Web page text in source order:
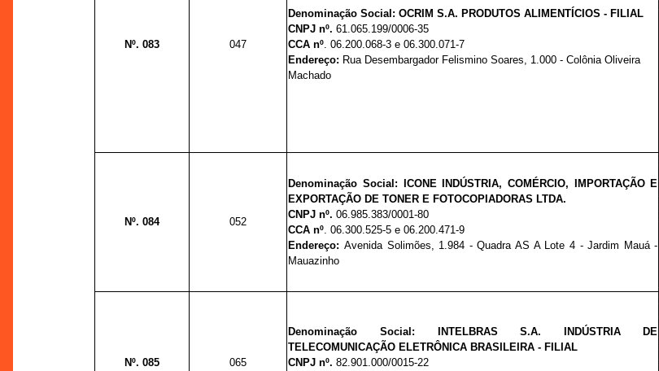
Nº. 083 047
Denominação Social: OCRIM S.A. PRODUTOS ALIMENTÍCIOS - FILIAL
CNPJ nº.61.065.199/0006-35
CCA nº. 06.200.068-3 e 06.300.071-7
Endereço: Rua Desembargador Felismino Soares, 1.000 - Colônia Oliveira
Machado
Nº. 084 052
Denominação Social: ICONE INDÚSTRIA, COMÉRCIO, IMPORTAÇÃO E
EXPORTAÇÃO DE TONER E FOTOCOPIADORAS LTDA.
CNPJ nº.06.985.383/0001-80
CCA nº. 06.300.525-5 e 06.200.471-9
Endereço:Avenida Solimões, 1.984 - Quadra AS A Lote 4 - Jardim Mauá -
Mauazinho
Nº. 085 065
Denominação Social: INTELBRAS S.A. INDÚSTRIA DE
TELECOMUNICAÇÃO ELETRÔNICA BRASILEIRA - FILIAL
CNPJ nº.82.901.000/0015-22